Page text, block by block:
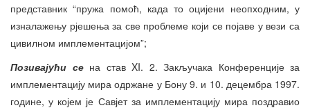
представник “пружа помоћ, када то оцијени неопходним, у
изналажењу рјешења за све проблеме који се појаве у вези са
цивилном имплементацијом”;
Позивајући сена став XI. 2. Закључака Конференције за
имплементацију мира одржане у Бону 9. и 10. децембра 1997.
године, у којем је Савјет за имплементацију мира поздравио